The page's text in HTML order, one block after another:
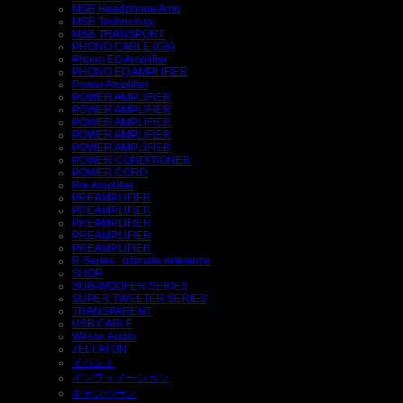
MSB Headphone Amp
MSB Technology
MSB TRANSPORT
PHONO CABLE (G6)
Phono EQ Amplifier
PHONO EQ AMPLIFIER
Power Amplifier
POWER AMPLIFIER
POWER AMPLIFIER
POWER AMPLIFIER
POWER AMPLIFIER
POWER AMPLIFIER
POWER CONDITIONER
POWER CORD
Pre Amplifier
PREAMPLIFIER
PREAMPLIFIER
PREAMPLIFIER
PREAMPLIFIER
PREAMPLIFIER
R Series : ultimate reference
SHOP
SUB-WOOFER SERIES
SUPER TWEETER SERIES
TRANSPARENT
USB CABLE
Wilson Audio
ZELLATON
イベント
インフォメーション
キャンペーン